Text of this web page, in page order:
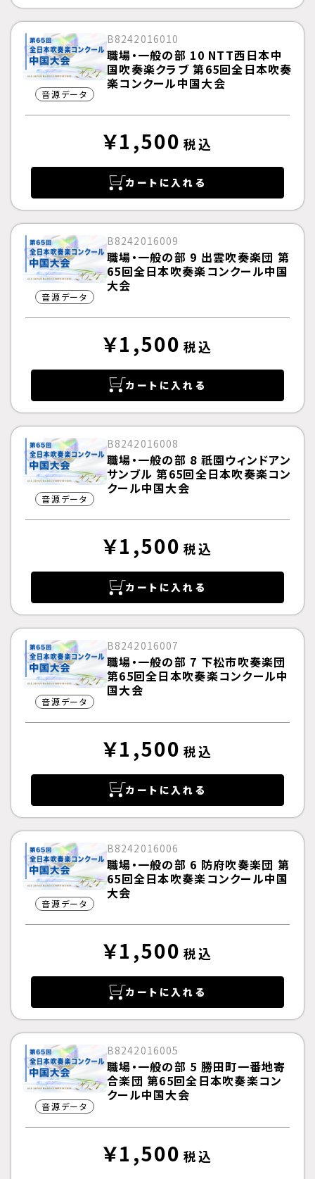
音源データ
B8242016010
職場・一般の部 10 NTT西日本中
国吹奏楽クラブ 第65回全日本吹奏
楽コンクール中国大会
￥1,500 税込
カートに入れる
音源データ
B8242016009
職場・一般の部 9 出雲吹奏楽団 第
65回全日本吹奏楽コンクール中国
大会
￥1,500 税込
カートに入れる
音源データ
B8242016008
職場・一般の部 8 祇園ウィンドアン
サンブル 第65回全日本吹奏楽コン
クール中国大会
￥1,500 税込
カートに入れる
音源データ
B8242016007
職場・一般の部 7 下松市吹奏楽団
第65回全日本吹奏楽コンクール中
国大会
￥1,500 税込
カートに入れる
音源データ
B8242016006
職場・一般の部 6 防府吹奏楽団 第
65回全日本吹奏楽コンクール中国
大会
￥1,500 税込
カートに入れる
音源データ
B8242016005
職場・一般の部 5 勝田町一番地寄
合楽団 第65回全日本吹奏楽コン
クール中国大会
￥1,500 税込